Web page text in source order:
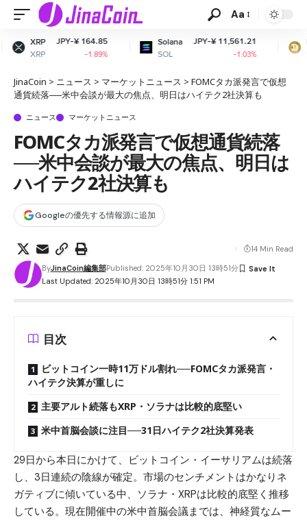
Aa
164.85
-1.89%
Solana
SOL
JPY-¥ 11,561.21
-1.03%
Dogecoin
DOGE
JPY-¥
JinaCoin > ニュース > マーケットニュース > FOMCタカ派発言で仮想
通貨続落──米中会談が最大の焦点、明日はハイテク2社決算も
ニュース マーケットニュース
FOMCタカ派発言で仮想通貨続落
──米中会談が最大の焦点、明日は
ハイテク2社決算も
Googleの優先する情報源に追加
Last Updated: 2025年10月30日 13時51分 1:51 PM
ByJinaCoin編集部Published: 2025年10月30日 13時51分
14 Min Read
目次
ビットコイン一時11万ドル割れ──FOMCタカ派発言・
ハイテク決算が重しに
主要アルト続落もXRP・ソラナは比較的底堅い
米中首脳会談に注目──31日ハイテク2社決算発表
29日から本日にかけて、ビットコイン・イーサリアムは続落
し、3日連続の陰線が確定。市場のセンチメントはかなりネ
ガティブに傾いている中、ソラナ・XRPは比較的底堅く推移
している。現在開催中の米中首脳会議までは、神経質なムー